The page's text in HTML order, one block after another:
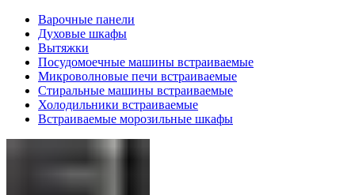
Варочные панели
Духовые шкафы
Вытяжки
Посудомоечные машины встраиваемые
Микроволновые печи встраиваемые
Стиральные машины встраиваемые
Холодильники встраиваемые
Встраиваемые морозильные шкафы